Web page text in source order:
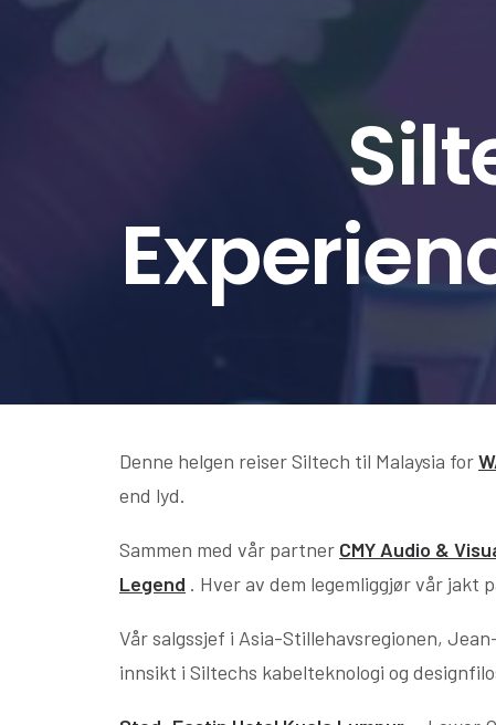
Denne helgen reiser Siltech til Malaysia for
end lyd.
Sammen med vår partner CMY Audio &
Legend . Hver av dem legemliggjør vår jakt
Vår salgssjef i Asia-Stillehavsregionen,
innsikt i Siltechs kabelteknologi og